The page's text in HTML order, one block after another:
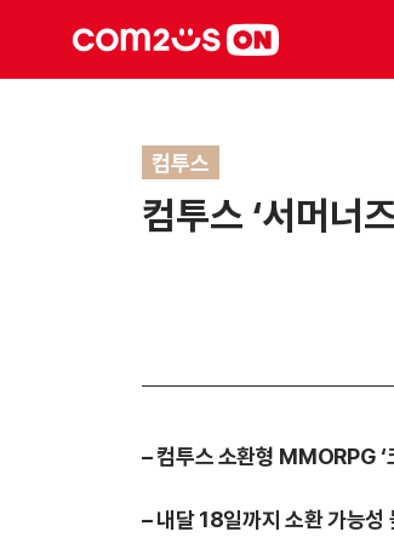
컴투스
컴투스 ‘서머너
– 컴투스 소환형 MMORPG ‘
– 내달 18일까지 소환 가능성